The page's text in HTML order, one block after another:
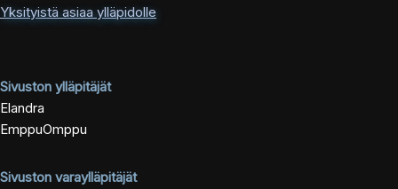
Yksityistä asiaa ylläpidolle
Sivuston ylläpitäjät
Elandra
EmppuOmppu
Sivuston varaylläpitäjät